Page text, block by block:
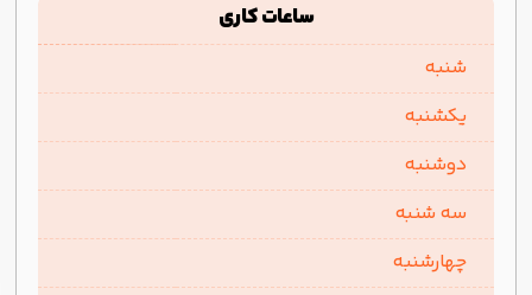
ساعات کاری
شنبه
یکشنبه
دوشنبه
سه شنبه
چهارشنبه